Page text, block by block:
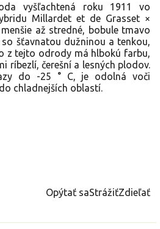
vyšľachtená roku 1911 vo
Millardet et de Grasset ×
až stredné, bobule tmavo
šťavnatou dužninou a tenkou,
z tejto odrody má hlbokú farbu,
ríbezlí, čerešní a lesných plodov.
do -25 ° C, je odolná voči
chladnejších oblastí.
Opýtať saStrážiťZdieľať